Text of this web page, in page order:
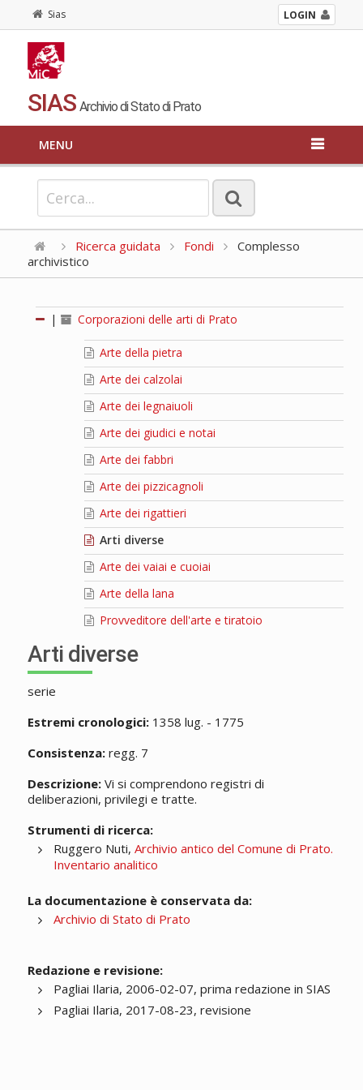
Sias LOGIN
SIAS Archivio di Stato di Prato
MENU
Ricerca guidata Fondi
Complesso
archivistico
| Corporazioni delle arti di Prato
Arte della pietra
Arte dei calzolai
Arte dei legnaiuoli
Arte dei giudici e notai
Arte dei fabbri
Arte dei pizzicagnoli
Arte dei rigattieri
Arti diverse
Arte dei vaiai e cuoiai
Arte della lana
Provveditore dell'arte e tiratoio
Arti diverse
serie
Estremi cronologici:1358 lug. - 1775
Consistenza:regg. 7
Descrizione:Vi si comprendono registri di
deliberazioni, privilegi e tratte.
Strumenti di ricerca:
Ruggero Nuti, Archivio antico del Comune di Prato.
Inventario analitico
La documentazione è conservata da:
Archivio di Stato di Prato
Redazione e revisione:
Pagliai Ilaria, 2006-02-07, prima redazione in SIAS
Pagliai Ilaria, 2017-08-23, revisione